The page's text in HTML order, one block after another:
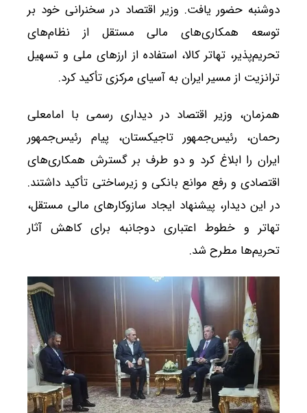
دوشنبه حضور یافت. وزیر اقتصاد در سخنرانی خود بر
توسعه همکاری‌های مالی مستقل از نظام‌های
تحریم‌پذیر، تهاتر کالا، استفاده از ارزهای ملی و تسهیل
ترانزیت از مسیر ایران به آسیای مرکزی تأکید کرد.
همزمان، وزیر اقتصاد در دیداری رسمی با امامعلی
رحمان، رئیس‌جمهور تاجیکستان، پیام رئیس‌جمهور
ایران را ابلاغ کرد و دو طرف بر گسترش همکاری‌های
اقتصادی و رفع موانع بانکی و زیرساختی تأکید داشتند.
در این دیدار، پیشنهاد ایجاد سازوکارهای مالی مستقل،
تهاتر و خطوط اعتباری دوجانبه برای کاهش آثار
تحریم‌ها مطرح شد.